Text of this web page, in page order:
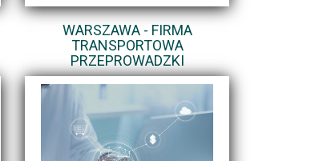
WARSZAWA - FIRMA
TRANSPORTOWA
PRZEPROWADZKI